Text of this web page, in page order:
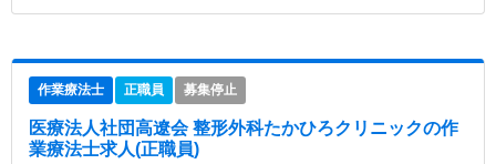
作業療法士 正職員 募集停止
医療法人社団高遼会 整形外科たかひろクリニックの作
業療法士求人(正職員)